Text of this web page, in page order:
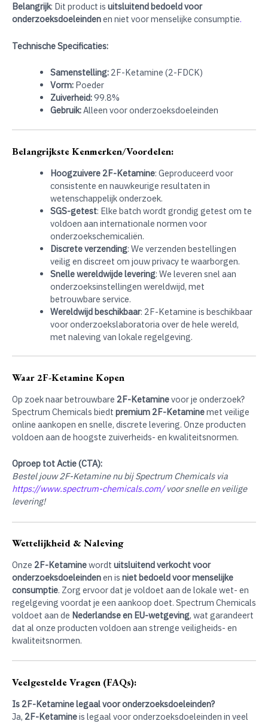
Belangrijk: Dit product is uitsluitend bedoeld voor
onderzoeksdoeleindenen niet voor menselijke consumptie.
Technische Specificaties:
Samenstelling:2F-Ketamine (2-FDCK)
Vorm:Poeder
Zuiverheid:99.8%
Gebruik:Alleen voor onderzoeksdoeleinden
Belangrijkste Kenmerken/Voordelen:
Hoogzuivere 2F-Ketamine: Geproduceerd voor
consistente en nauwkeurige resultaten in
wetenschappelijk onderzoek.
SGS-getest: Elke batch wordt grondig getest om te
voldoen aan internationale normen voor
onderzoekschemicaliën.
Discrete verzending: We verzenden bestellingen
veilig en discreet om jouw privacy te waarborgen.
Snelle wereldwijde levering: We leveren snel aan
onderzoeksinstellingen wereldwijd, met
betrouwbare service.
Wereldwijd beschikbaar: 2F-Ketamine is beschikbaar
voor onderzoekslaboratoria over de hele wereld,
met naleving van lokale regelgeving.
Waar 2F-Ketamine Kopen
Op zoek naar betrouwbare 2F-Ketaminevoor je onderzoek?
Spectrum Chemicals biedt premium 2F-Ketaminemet veilige
online aankopen en snelle, discrete levering. Onze producten
voldoen aan de hoogste zuiverheids- en kwaliteitsnormen.
Oproep tot Actie (CTA):
Bestel jouw 2F-Ketamine nu bij Spectrum Chemicals via
https://www.spectrum-chemicals.com/voor snelle en veilige
levering!
Wettelijkheid & Naleving
Onze 2F-Ketaminewordt uitsluitend verkocht voor
onderzoeksdoeleindenen is niet bedoeld voor menselijke
consumptie. Zorg ervoor dat je voldoet aan de lokale wet- en
regelgeving voordat je een aankoop doet. Spectrum Chemicals
voldoet aan de Nederlandse en EU-wetgeving, wat garandeert
dat al onze producten voldoen aan strenge veiligheids- en
kwaliteitsnormen.
Veelgestelde Vragen (FAQs):
Is 2F-Ketamine legaal voor onderzoeksdoeleinden?
Ja, 2F-Ketamineis legaal voor onderzoeksdoeleinden in veel